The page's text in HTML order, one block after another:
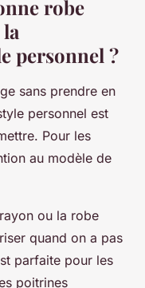
robe
personnel ?
sans prendre en
personnel est
Pour les
au modèle de
ou la robe
quand on a pas
parfaite pour les
poitrines